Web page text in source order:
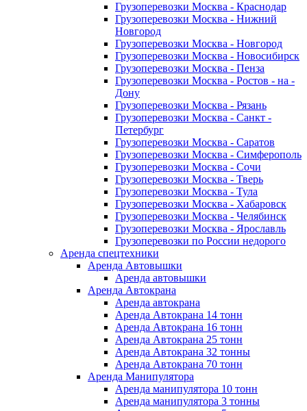
Грузоперевозки Москва - Краснодар
Грузоперевозки Москва - Нижний
Новгород
Грузоперевозки Москва - Новгород
Грузоперевозки Москва - Новосибирск
Грузоперевозки Москва - Пенза
Грузоперевозки Москва - Ростов - на -
Дону
Грузоперевозки Москва - Рязань
Грузоперевозки Москва - Санкт -
Петербург
Грузоперевозки Москва - Саратов
Грузоперевозки Москва - Симферополь
Грузоперевозки Москва - Сочи
Грузоперевозки Москва - Тверь
Грузоперевозки Москва - Тула
Грузоперевозки Москва - Хабаровск
Грузоперевозки Москва - Челябинск
Грузоперевозки Москва - Ярославль
Грузоперевозки по России недорого
Аренда спецтехники
Аренда Автовышки
Аренда автовышки
Аренда Автокрана
Аренда автокрана
Аренда Автокрана 14 тонн
Аренда Автокрана 16 тонн
Аренда Автокрана 25 тонн
Аренда Автокрана 32 тонны
Аренда Автокрана 70 тонн
Аренда Манипулятора
Аренда манипулятора 10 тонн
Аренда манипулятора 3 тонны